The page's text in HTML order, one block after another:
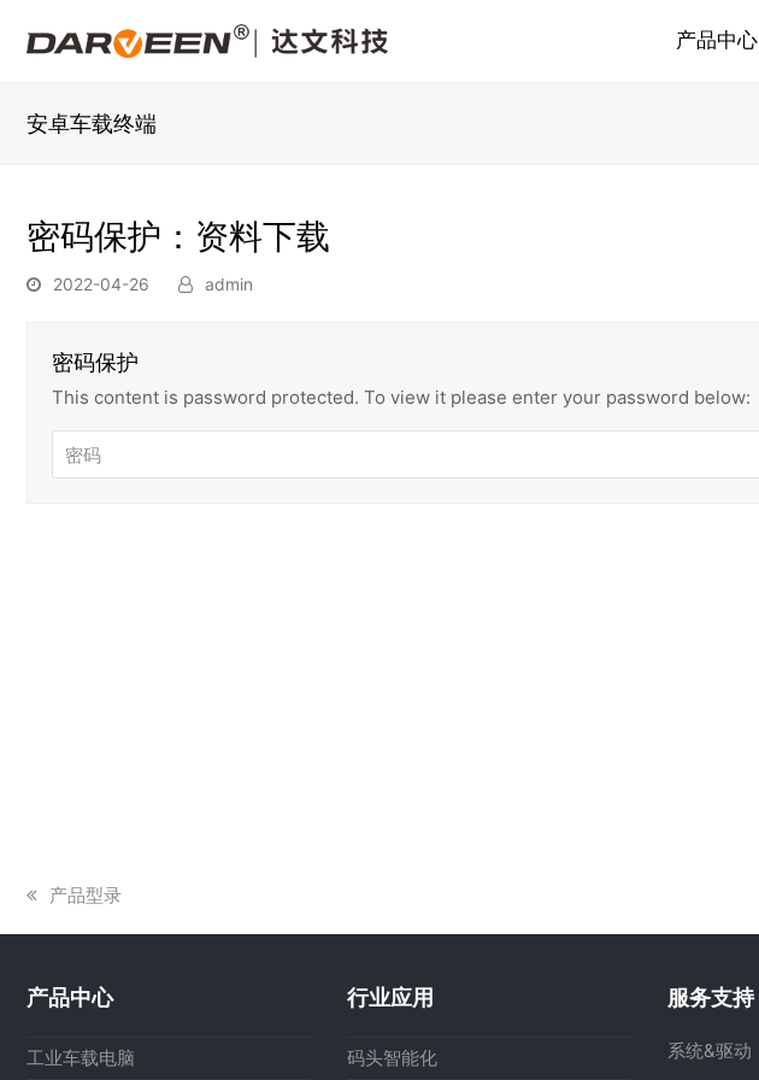
产品中心
安卓车载终端
密码保护：资料下载
2022-04-26 admin
密码保护
This content is password protected. To view it please enter your password below:
上
章:
产品型录
产品中心
工业车载电脑
行业应用
码头智能化
服务支持
系统&驱动